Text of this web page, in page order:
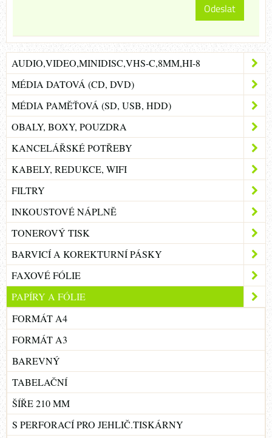
Odeslat
AUDIO,VIDEO,MINIDISC,VHS-C,8MM,HI-8
MÉDIA DATOVÁ (CD, DVD)
MÉDIA PAMĚŤOVÁ (SD, USB, HDD)
OBALY, BOXY, POUZDRA
KANCELÁŘSKÉ POTŘEBY
KABELY, REDUKCE, WIFI
FILTRY
INKOUSTOVÉ NÁPLNĚ
TONEROVÝ TISK
BARVICÍ A KOREKTURNÍ PÁSKY
FAXOVÉ FÓLIE
PAPÍRY A FÓLIE
FORMÁT A4
FORMÁT A3
BAREVNÝ
TABELAČNÍ
ŠÍŘE 210 MM
S PERFORACÍ PRO JEHLIČ.TISKÁRNY